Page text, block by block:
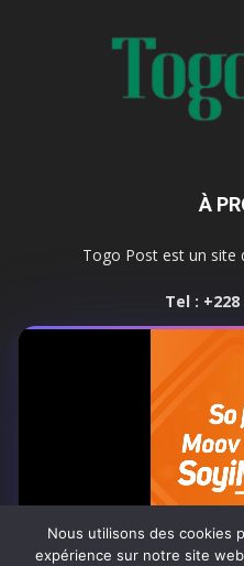
À
Togo Post est un site
Tel : +228
Nous utilisons des cookies
expérience sur notre site